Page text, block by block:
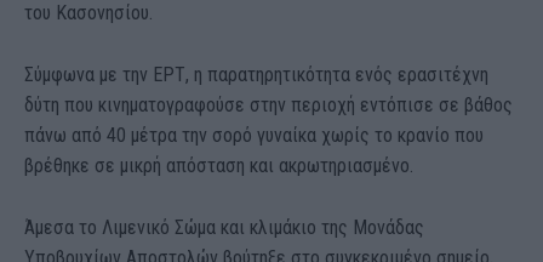
του Κασονησίου.
Σύμφωνα με την ΕΡΤ, η παρατηρητικότητα ενός ερασιτέχνη
δύτη που κινηματογραφούσε στην περιοχή εντόπισε σε βάθος
πάνω από 40 μέτρα την σορό γυναίκα χωρίς το κρανίο που
βρέθηκε σε μικρή απόσταση και ακρωτηριασμένο.
Άμεσα το Λιμενικό Σώμα και κλιμάκιο της Μονάδας